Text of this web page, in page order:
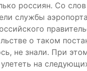
россиян. Со
службы
о таком
не знали. При
на